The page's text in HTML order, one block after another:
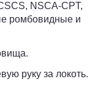
NSCA-CPT,
ромбовидные и
руку за локоть.